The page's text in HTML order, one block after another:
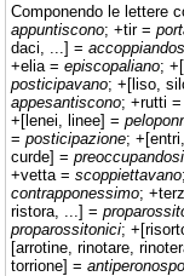
Componendo le lettere
appuntiscono; +tir =
daci, ...] =
+elia = episcopaliano;
posticipavano; +[liso,
appesantiscono; +rutti =
+[lenei, linee] =
= posticipazione;
curde] = preoccupandosi
+vetta = scoppiettavano
contrapponessimo;
ristora, ...] =
proparossitonici;
[arrotine, rinotare,
torrione] =